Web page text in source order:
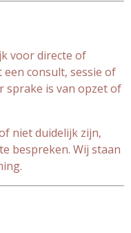
voor directe of
consult, sessie of
sprake is van opzet of
niet duidelijk zijn,
bespreken. Wij staan